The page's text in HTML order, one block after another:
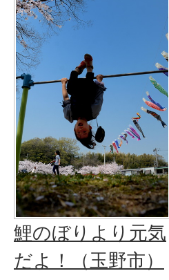
鯉のぼりより元気
だよ！（玉野市）